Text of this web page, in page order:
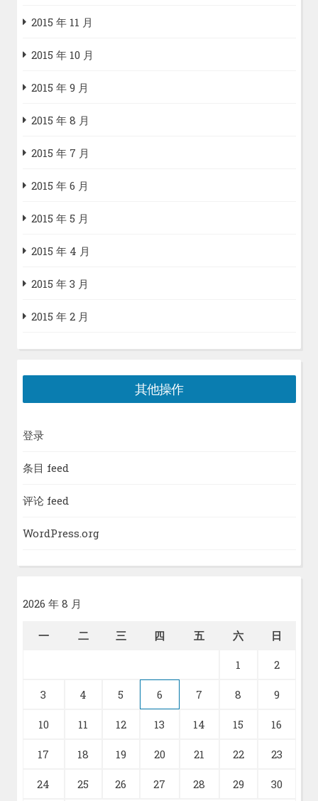
2015 年 11 月
2015 年 10 月
2015 年 9 月
2015 年 8 月
2015 年 7 月
2015 年 6 月
2015 年 5 月
2015 年 4 月
2015 年 3 月
2015 年 2 月
其他操作
登录
条目 feed
评论 feed
WordPress.org
2026 年 8 月
一 二 三 四 五 六 日
1 2
3 4 5 6 7 8 9
10 11 12 13 14 15 16
17 18 19 20 21 22 23
24 25 26 27 28 29 30